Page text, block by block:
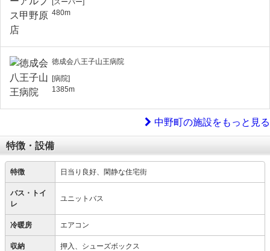
[スーパー]
480m
徳成会八王子山王病院
[病院]
1385m
中野町の施設をもっと見る
特徴・設備
特徴 日当り良好、閑静な住宅街
バス・トイ
レ
ユニットバス
冷暖房 エアコン
収納 押入、シューズボックス